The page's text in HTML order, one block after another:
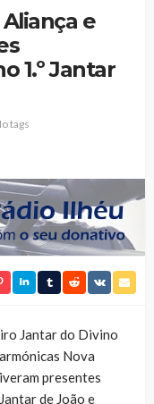
Aliança e
1.º Jantar
tags
Jantar do Divino
Nova
presentes
de João e